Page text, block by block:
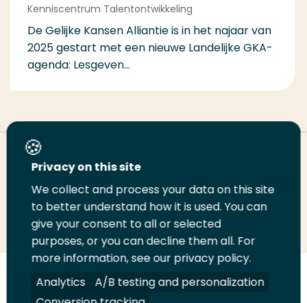
Kenniscentrum Talentontwikkeling
De Gelijke Kansen Alliantie is in het najaar van
2025 gestart met een nieuwe Landelijke GKA-
agenda: Lesgeven...
Deel deze pagina
Deel
LinkedIn
Deel
op
Twitter
Deel
op
Facebook
Email
deze
pagina
Print
deze
pagina
Volg
ons
Volg
ons
Volg
ons
Volg
ons
Privacy on this site
We collect and process your data on this site
to better understand how it is used. You can
give your consent to all or selected
purposes, or you can decline them all. For
more information, see our privacy policy.
Analytics
A/B testing and personalization